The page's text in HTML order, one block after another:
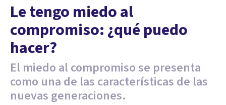
Le tengo miedo al
compromiso: ¿qué puedo
hacer?
El miedo al compromiso se presenta
como una de las características de las
nuevas generaciones.